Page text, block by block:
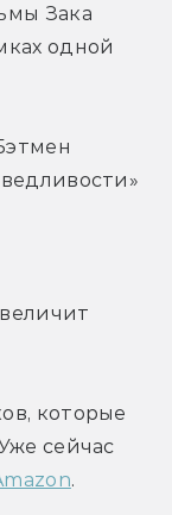
Зака
одной
которые
сейчас
.